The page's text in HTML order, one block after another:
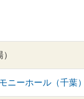
ニーホール（千葉）